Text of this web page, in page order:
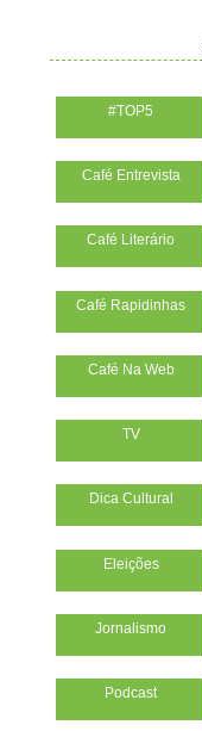
#TOP5
Café Entrevista
Café Literário
Café Rapidinhas
Café Na Web
TV
Dica Cultural
Eleições
Jornalismo
Podcast